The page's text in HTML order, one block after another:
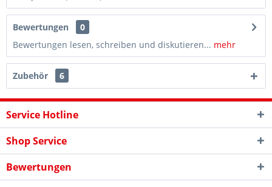
Bewertungen
0
Bewertungen lesen, schreiben und diskutieren... mehr
Zubehör 6
Service Hotline
Shop Service
Bewertungen